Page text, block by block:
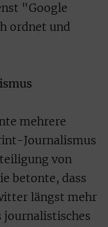
"Google
ordnet und
mehrere
Journalismus
von
betonte, dass
längst mehr
journalistisches